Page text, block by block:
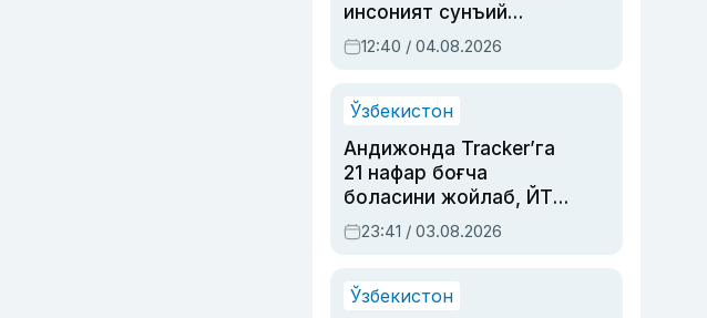
инсоният сунъий
интеллектни бошқара
олмай қолишидан
12:40 / 04.08.2026
Ўзбекистон
Андижонда Tracker’га
21 нафар боғча
боласини жойлаб, ЙТҲ
содир этган аёлга суд
ҳукми ўқилди
23:41 / 03.08.2026
Ўзбекистон